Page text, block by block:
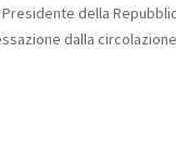
della
dalla